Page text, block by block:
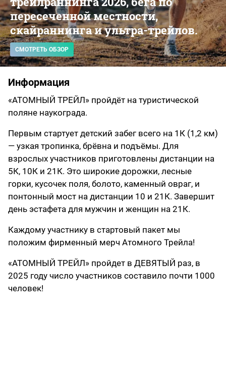
пересеченной местности,
скайраннинга и ультра-трейлов.
СМОТРЕТЬ ОБЗОР
Информация
«АТОМНЫЙ ТРЕЙЛ» пройдёт на туристической
поляне наукограда.
Первым стартует детский забег всего на 1К (1,2 км)
— узкая тропинка, брёвна и подъёмы. Для
взрослых участников приготовлены дистанции на
5К, 10К и 21К. Это широкие дорожки, лесные
горки, кусочек поля, болото, каменный овраг, и
понтонный мост на дистанции 10 и 21К. Завершит
день эстафета для мужчин и женщин на 21К.
Каждому участнику в стартовый пакет мы
положим фирменный мерч Атомного Трейла!
«АТОМНЫЙ ТРЕЙЛ» пройдет в ДЕВЯТЫЙ раз, в
2025 году число участников составило почти 1000
человек!